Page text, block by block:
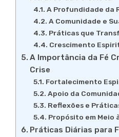
A Profundidade da
A Comunidade e
Práticas que
Crescimento
A Importância da Fé
Crise
Fortalecimento
Apoio da
Reflexões e
Propósito em Meio
Práticas Diárias para